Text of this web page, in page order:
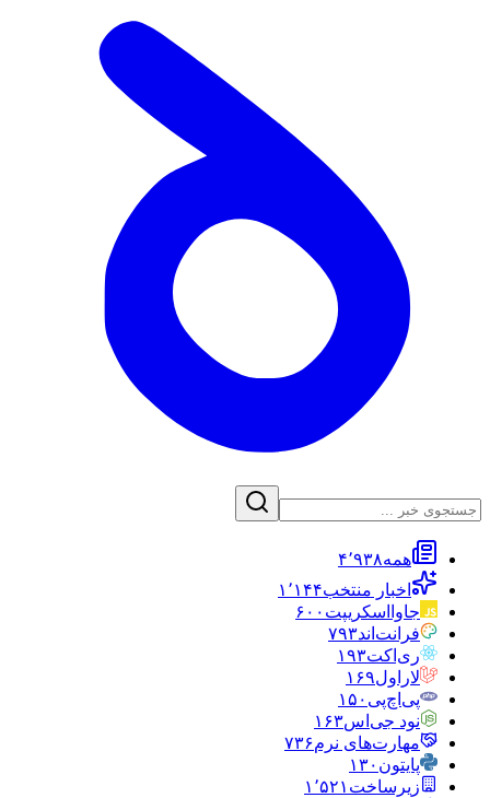
همه۴٬۹۳۸
اخبار منتخب۱٬۱۴۴
جاوااسکریپت ۶۰۰
فرانت‌اند۷۹۳
ری‌اکت۱۹۳
لاراول۱۶۹
پی‌اچ‌پی ۱۵۰
نود جی‌اس۱۶۳
مهارت‌های نرم۷۳۶
پایتون ۱۳۰
زیرساخت ۱٬۵۲۱